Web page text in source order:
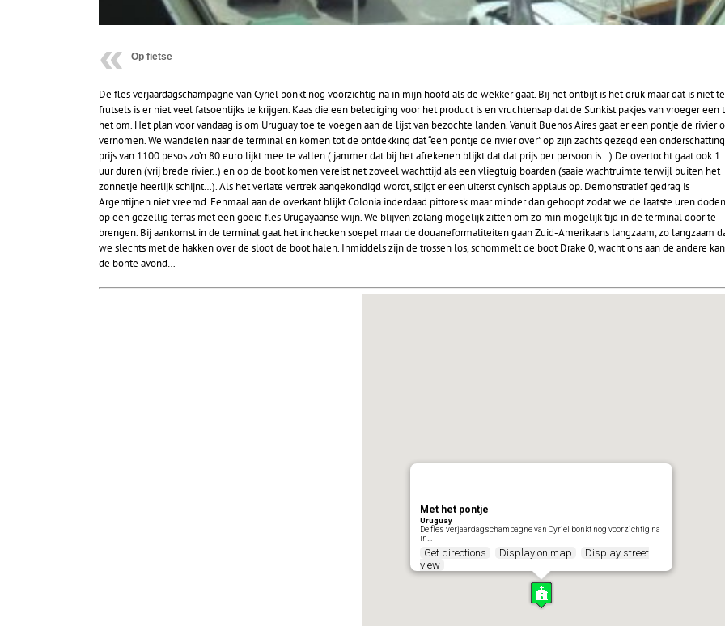
Op fietse
De fles verjaardagschampagne van Cyriel bonkt nog voorzichtig na in mijn hoofd als de wekker gaat. Bij het ontbijt is het druk maar dat is
frutsels is er niet veel fatsoenlijks te krijgen. Kaas die een belediging voor het product is en vruchtensap dat de Sunkist pakjes van vroeger
het om. Het plan voor vandaag is om Uruguay toe te voegen aan de lijst van bezochte landen. Vanuit Buenos Aires gaat er een pontje de rivier
vernomen. We wandelen naar de terminal en komen tot de ontdekking dat “een pontje de rivier over” op zijn zachts gezegd een
prijs van 1100 pesos zo’n 80 euro lijkt mee te vallen ( jammer dat bij het afrekenen blijkt dat dat prijs per persoon is…) De overtocht gaat ook 1
uur duren (vrij brede rivier..) en op de boot komen vereist net zoveel wachttijd als een vliegtuig boarden (saaie wachtruimte terwijl buiten het
zonnetje heerlijk schijnt…). Als het verlate vertrek aangekondigd wordt, stijgt er een uiterst cynisch applaus op. Demonstratief gedrag is
Argentijnen niet vreemd. Eenmaal aan de overkant blijkt Colonia inderdaad pittoresk maar minder dan gehoopt zodat we de laatste uren doden
op een gezellig terras met een goeie fles Urugayaanse wijn. We blijven zolang mogelijk zitten om zo min mogelijk tijd in de terminal door te
brengen. Bij aankomst in de terminal gaat het inchecken soepel maar de douaneformaliteiten gaan Zuid-Amerikaans langzaam, zo langzaam
we slechts met de hakken over de sloot de boot halen. Inmiddels zijn de trossen los, schommelt de boot Drake 0, wacht ons aan de andere
de bonte avond…
Met het pontje
Uruguay
De fles verjaardagschampagne van Cyriel bonkt nog voorzichtig na
in…
Get directions Display on map
Display street
view